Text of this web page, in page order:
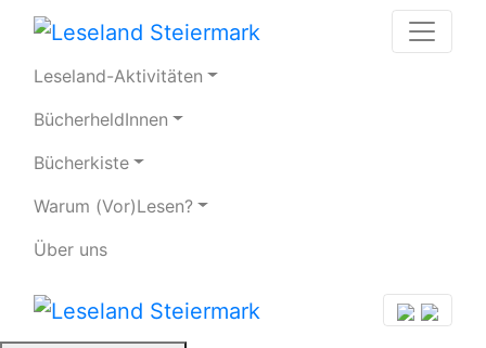
Leseland-Aktivitäten
BücherheldInnen
Bücherkiste
Warum (Vor)Lesen?
Über uns